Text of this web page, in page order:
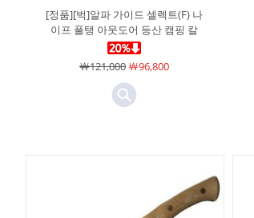
[정품][벅]알파 가이드 셀렉트(F) 나
이프 풀탱 아웃도어 등산 캠핑 칼
￦121,000￦96,800